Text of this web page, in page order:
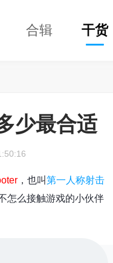
合辑 干货
少最合适
，也叫第一人称射击
怎么接触游戏的小伙伴